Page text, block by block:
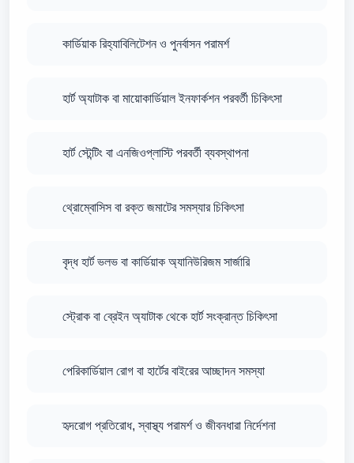
কার্ডিয়াক রিহ্যাবিলিটেশন ও পুনর্বাসন পরামর্শ
হার্ট অ্যাটাক বা মায়োকার্ডিয়াল ইনফার্কশন পরবর্তী চিকিৎসা
হার্ট স্টেন্টিং বা এনজিওপ্লাস্টি পরবর্তী ব্যবস্থাপনা
থ্রোম্বোসিস বা রক্ত জমাটের সমস্যার চিকিৎসা
বৃদ্ধ হার্ট ভলভ বা কার্ডিয়াক অ্যানিউরিজম সার্জারি
স্ট্রোক বা ব্রেইন অ্যাটাক থেকে হার্ট সংক্রান্ত চিকিৎসা
পেরিকার্ডিয়াল রোগ বা হার্টের বাইরের আচ্ছাদন সমস্যা
হৃদরোগ প্রতিরোধ, স্বাস্থ্য পরামর্শ ও জীবনধারা নির্দেশনা